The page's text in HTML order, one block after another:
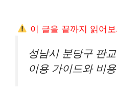
이 글을 끝까지 읽어
성남시 분당구 판
이용 가이드와 비